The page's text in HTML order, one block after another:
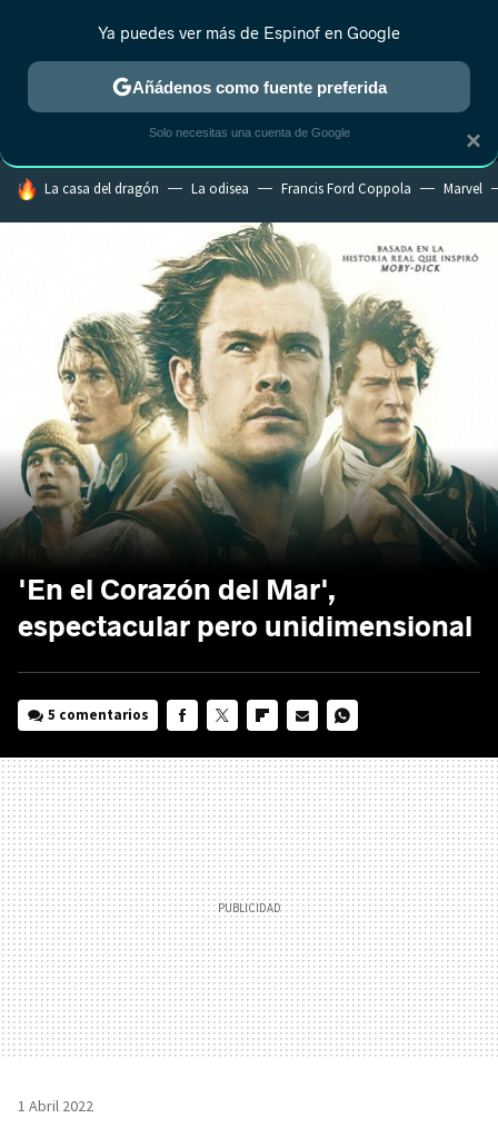
MENÚ NUEVO
ESTRENOS REALITY ANIME RANKINGS CINE
HOY SE HABLA DE
La casa del dragón La odisea Francis Ford Coppola Marvel
'En el Corazón del Mar',
espectacular pero unidimensional
5 comentarios
MAIL
1 Abril 2022
×
Ya puedes ver más de Espinof en Google
Añádenos como fuente preferida
Solo necesitas una cuenta de Google